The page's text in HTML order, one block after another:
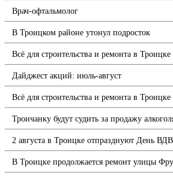
Врач-офтальмолог
В Троицком районе утонул подросток
Всё для строительства и ремонта в Троицке
Дайджест акций: июль-август
Всё для строительства и ремонта в Троицке
Троичанку будут судить за продажу
2 августа в Троицке отпразднуют День ВДВ
В Троицке продолжается ремонт улицы